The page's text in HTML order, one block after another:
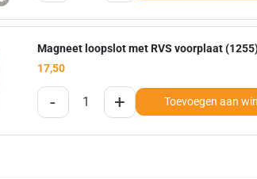
Magneet loopslot met RVS voorplaat
17,50
- + Toevoegen aan